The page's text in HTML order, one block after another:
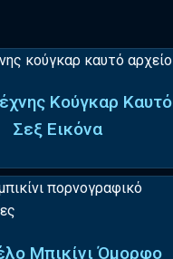
Κούγκαρ Καυτό
Σεξ Εικόνα
Μπικίνι Όμορφο